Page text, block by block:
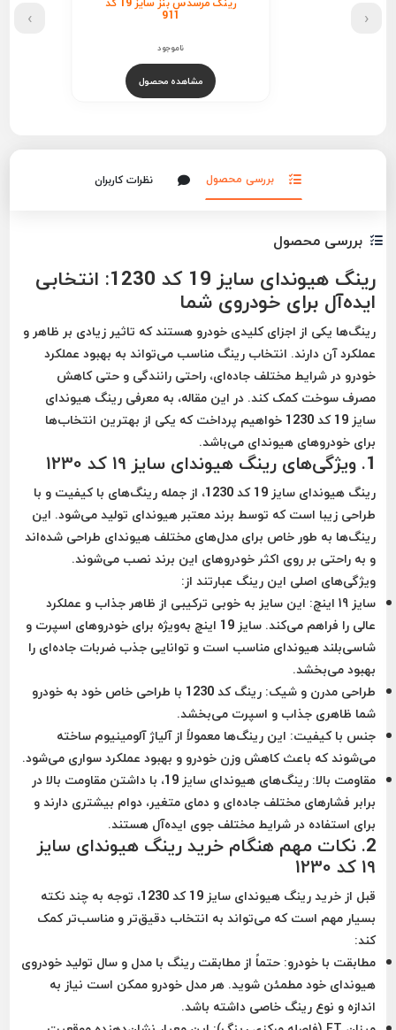
911
مشاهده محصول
‹
›
بررسی محصول نظرات کاربران
بررسی محصول
رینگ هیوندای سایز 19 کد 1230: انتخابی
ایده‌آل برای خودروی شما
رینگ‌ها یکی از اجزای کلیدی خودرو هستند که تاثیر زیادی بر ظاهر و
عملکرد آن دارند. انتخاب رینگ مناسب می‌تواند به بهبود عملکرد
خودرو در شرایط مختلف جاده‌ای، راحتی رانندگی و حتی کاهش
مصرف سوخت کمک کند. در این مقاله، به معرفی رینگ هیوندای
سایز 19 کد 1230 خواهیم پرداخت که یکی از بهترین انتخاب‌ها
برای خودروهای هیوندای می‌باشد.
1. ویژگی‌های رینگ هیوندای سایز 19 کد 1230
رینگ هیوندای سایز 19 کد 1230، از جمله رینگ‌های با کیفیت و با
طراحی زیبا است که توسط برند معتبر هیوندای تولید می‌شود. این
رینگ‌ها به طور خاص برای مدل‌های مختلف هیوندای طراحی شده‌اند
و به راحتی بر روی اکثر خودروهای این برند نصب می‌شوند.
ویژگی‌های اصلی این رینگ عبارتند از:
سایز 19 اینچ
: این سایز به خوبی ترکیبی از ظاهر جذاب و عملکرد
عالی را فراهم می‌کند. سایز 19 اینچ به‌ویژه برای خودروهای اسپرت و
شاسی‌بلند هیوندای مناسب است و توانایی جذب ضربات جاده‌ای را
بهبود می‌بخشد.
طراحی مدرن و شیک
: رینگ کد 1230 با طراحی خاص خود به خودرو
شما ظاهری جذاب و اسپرت می‌بخشد.
جنس با کیفیت: این رینگ‌ها معمولاً از آلیاژ آلومینیوم ساخته
می‌شوند که باعث کاهش وزن خودرو و بهبود عملکرد سواری می‌شود.
مقاومت بالا
: رینگ‌های هیوندای سایز 19، با داشتن مقاومت بالا در
برابر فشارهای مختلف جاده‌ای و دمای متغیر، دوام بیشتری دارند و
برای استفاده در شرایط مختلف جوی ایده‌آل هستند.
2. نکات مهم هنگام خرید رینگ هیوندای سایز
19 کد 1230
قبل از خرید رینگ هیوندای سایز 19 کد 1230، توجه به چند نکته
بسیار مهم است که می‌تواند به انتخاب دقیق‌تر و مناسب‌تر کمک
کند:
مطابقت با خودرو: حتماً از مطابقت رینگ با مدل و سال تولید خودروی
هیوندای خود مطمئن شوید. هر مدل خودرو ممکن است نیاز به
اندازه و نوع رینگ خاصی داشته باشد.